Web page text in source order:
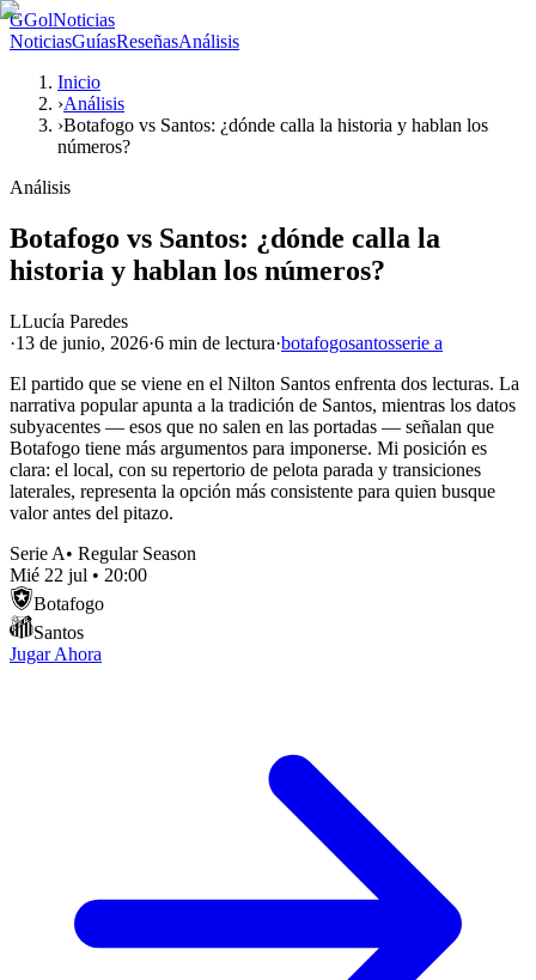
GGolNoticias
NoticiasGuíasReseñasAnálisis
Inicio
›Análisis
›Botafogo vs Santos: ¿dónde calla la historia y hablan los
números?
Análisis
Botafogo vs Santos: ¿dónde calla la
historia y hablan los números?
LLucía Paredes
·13 de junio, 2026·6 min de lectura·botafogosantosserie a
El partido que se viene en el Nilton Santos enfrenta dos lecturas. La
narrativa popular apunta a la tradición de Santos, mientras los datos
subyacentes — esos que no salen en las portadas — señalan que
Botafogo tiene más argumentos para imponerse. Mi posición es
clara: el local, con su repertorio de pelota parada y transiciones
laterales, representa la opción más consistente para quien busque
valor antes del pitazo.
Serie A• Regular Season
Mié 22 jul • 20:00
Botafogo
Santos
Jugar Ahora